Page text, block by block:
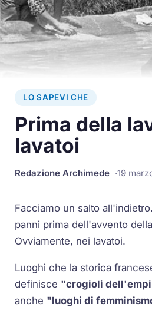
LO SAPEVI CHE
Prima della
lavatoi
Redazione Archimede 19
Facciamo un salto
panni prima dell'avvento
Ovviamente, nei lavatoi.
Luoghi che la storica
definisce "crogioli
anche "luoghi di